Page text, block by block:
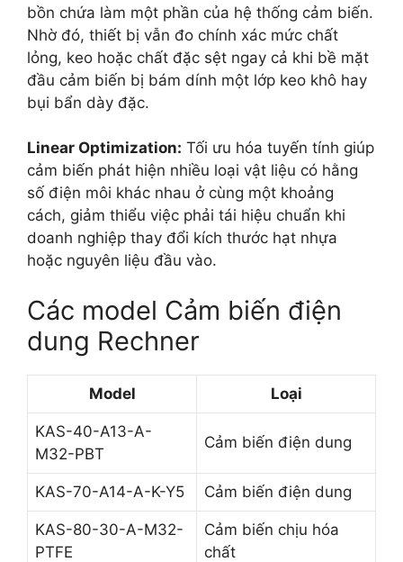
bồn chứa làm một phần của hệ thống cảm biến.
Nhờ đó, thiết bị vẫn đo chính xác mức chất
lỏng, keo hoặc chất đặc sệt ngay cả khi bề mặt
đầu cảm biến bị bám dính một lớp keo khô hay
bụi bẩn dày đặc.
Linear Optimization: Tối ưu hóa tuyến tính giúp
cảm biến phát hiện nhiều loại vật liệu có hằng
số điện môi khác nhau ở cùng một khoảng
cách, giảm thiểu việc phải tái hiệu chuẩn khi
doanh nghiệp thay đổi kích thước hạt nhựa
hoặc nguyên liệu đầu vào.
Các model Cảm biến điện
dung Rechner
Model Loại
KAS-40-A13-A-
M32-PBT
Cảm biến điện dung
KAS-70-A14-A-K-Y5 Cảm biến điện dung
KAS-80-30-A-M32-
PTFE
Cảm biến chịu hóa
chất